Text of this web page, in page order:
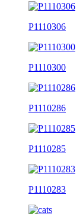
P1110306
P1110300
P1110286
P1110285
P1110283